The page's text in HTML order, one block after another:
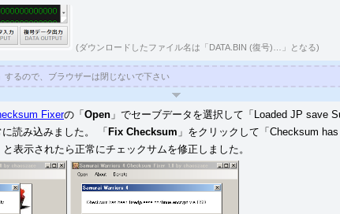
ザード HDリマスター 改造方法
ザード リベレーションズ2 改造方法
修正設定対応タイトルを追加しました。
修正設定に未対応だった一部のタイトルのチェックサム修正設定に対応
」 「コール・オブ・デューティー モダン・ウォーフェア3／CoDゴースト」
標準暗号化されていないタイトルの読込に対応しました。
忘却の砂」 「リトルビッグプラネット／2／3」 「機動戦士ガ
」など
ンド・セフト・オートV 」の二重暗号化と 「GTA4 グランド・セフト・オートIV
(ダウンロードしたファイル名は「DATA.BIN (復号)…」となる)
」するので、ブラウザーは閉じないで下さい
Fixerの 「 Open 」 でセーブデータを選択して「Loaded JP save
読み込みました。 「 Fix Checksum 」 をクリックして「Checksum
表示されたら正常にチェックサムを修正しました。